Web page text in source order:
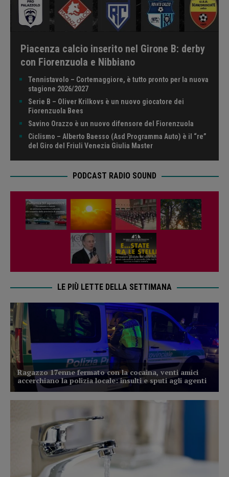
Piacenza calcio inserito nel Girone B: derby
con Fiorenzuola e Nibbiano
Tennistavolo – Cortemaggiore, è tutto pronto per la nuova
stagione 2026/2027
Serie B – Oliver Krilkovs è un nuovo giocatore dei
Fiorenzuola Bees
Savino Orazzo è un nuovo difensore del Fiorenzuola
Ciclismo – Alberto Baesso (Asd Programma Auto) è il “re”
del Giro del Friuli Venezia Giulia Master
PODCAST RADIO SOUND
LE PIÙ LETTE DELLA SETTIMANA